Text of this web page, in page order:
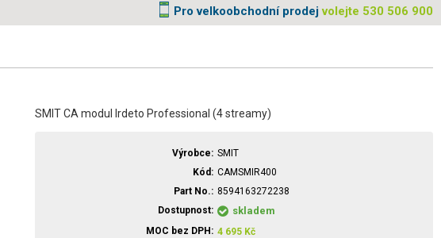
Pro velkoobchodní prodejvolejte 530 506 900
SMIT CA modul Irdeto Professional (4 streamy)
Výrobce
SMIT
Kód
CAMSMIR400
Part No.
8594163272238
Dostupnost
skladem
MOC bez DPH 4 695 Kč